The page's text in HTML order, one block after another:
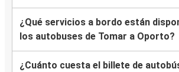
¿Qué servicios a bordo están
los autobuses de Tomar a Oporto?
¿Cuánto cuesta el billete de